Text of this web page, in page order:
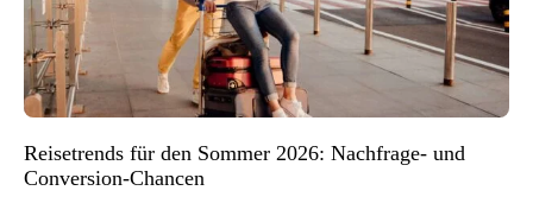
Reisetrends für den Sommer 2026: Nachfrage- und
Conversion-Chancen